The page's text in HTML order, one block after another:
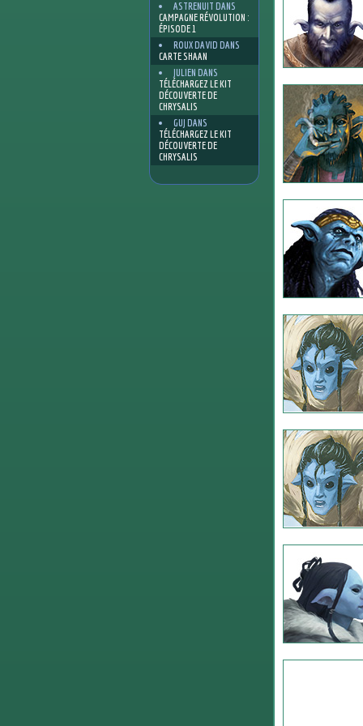
ASTRENUIT DANS
CAMPAGNE RÉVOLUTION :
ÉPISODE 1
ROUX DAVID DANS
CARTE SHAAN
JULIEN DANS
TÉLÉCHARGEZ LE KIT
DÉCOUVERTE DE
CHRYSALIS
GUJ DANS
TÉLÉCHARGEZ LE KIT
DÉCOUVERTE DE
CHRYSALIS